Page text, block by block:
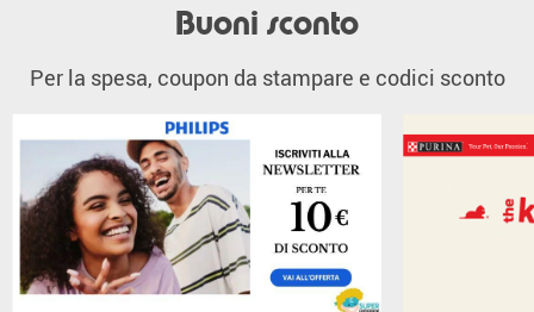
Buoni sconto
Per la spesa, coupon da stampare e codici sconto